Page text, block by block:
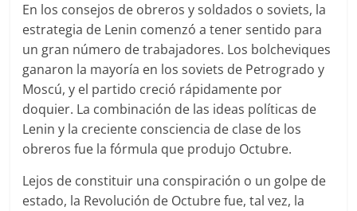
En los consejos de obreros y soldados o soviets, la
estrategia de Lenin comenzó a tener sentido para
un gran número de trabajadores. Los bolcheviques
ganaron la mayoría en los soviets de Petrogrado y
Moscú, y el partido creció rápidamente por
doquier. La combinación de las ideas políticas de
Lenin y la creciente consciencia de clase de los
obreros fue la fórmula que produjo Octubre.
Lejos de constituir una conspiración o un golpe de
estado, la Revolución de Octubre fue, tal vez, la